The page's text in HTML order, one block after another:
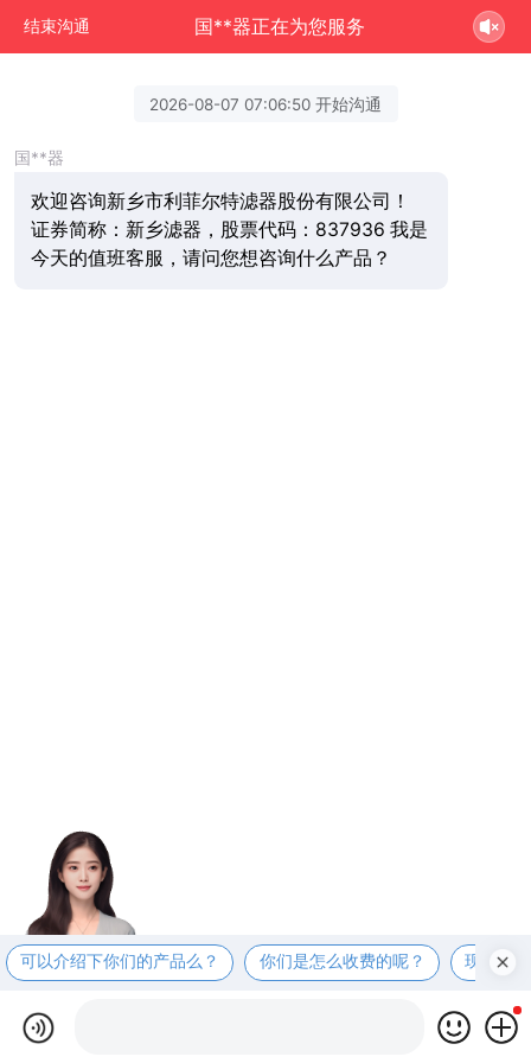
结束沟通 国**器正在为您服务
2026-08-07 07:06:50 开始沟通
国**器
欢迎咨询新乡市利菲尔特滤器股份有限公司！
证券简称：新乡滤器，股票代码：837936 我是
今天的值班客服，请问您想咨询什么产品？
可以介绍下你们的产品么？ 你们是怎么收费的呢？ 现在有